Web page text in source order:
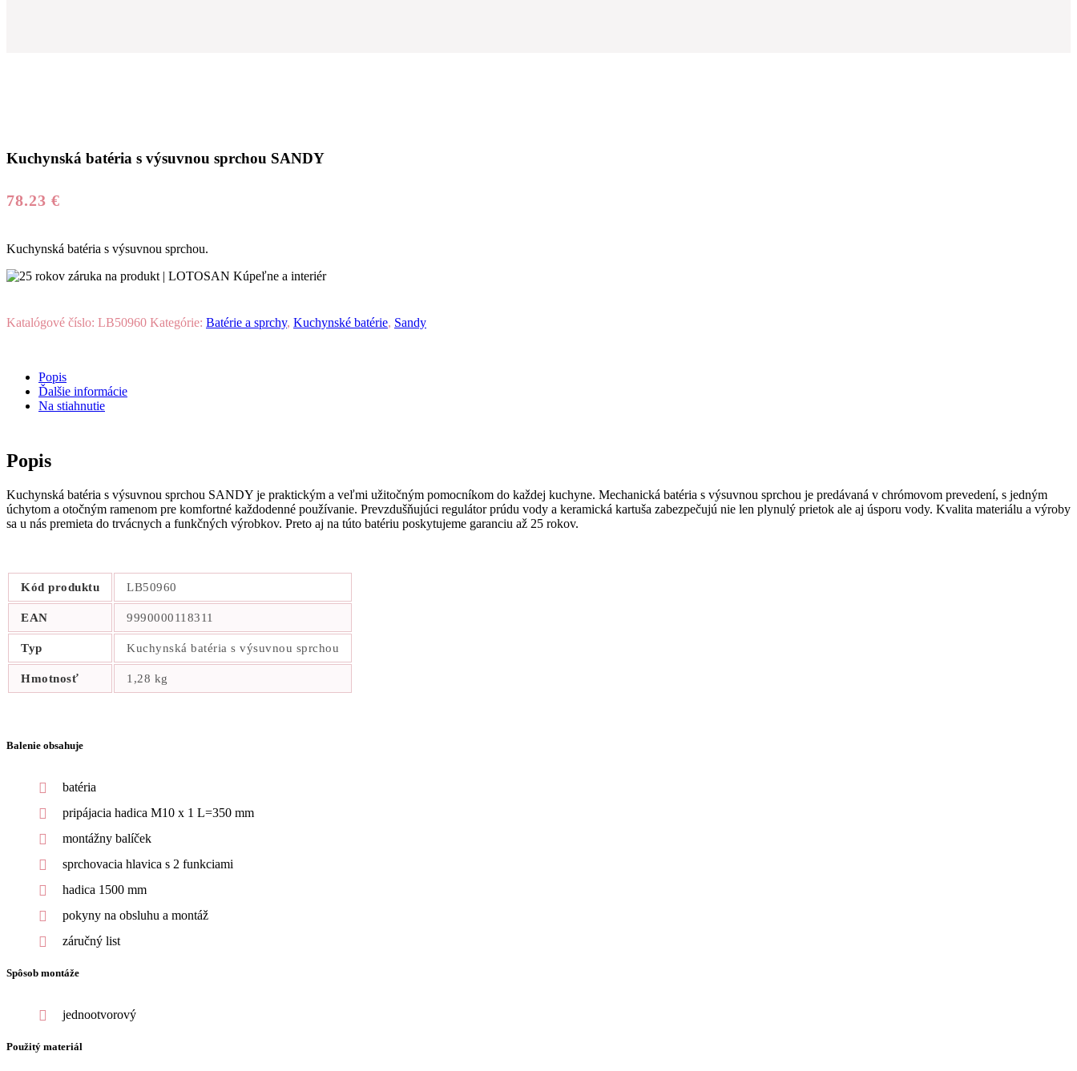
Kuchynská batéria s výsuvnou sprchou SANDY
78.23 €
Kuchynská batéria s výsuvnou sprchou.
Katalógové číslo: LB50960 Kategórie: Batérie a sprchy, Kuchynské batérie, Sandy
Popis
Ďalšie informácie
Na stiahnutie
Popis
Kuchynská batéria s výsuvnou sprchou SANDY je praktickým a veľmi užitočným pomocníkom do každej kuchyne. Mechanická batéria s výsuvnou sprchou je predávaná v chrómovom prevedení, s jedným
úchytom a otočným ramenom pre komfortné každodenné používanie. Prevzdušňujúci regulátor prúdu vody a keramická kartuša zabezpečujú nie len plynulý prietok ale aj úsporu vody. Kvalita materiálu a výroby
sa u nás premieta do trvácnych a funkčných výrobkov. Preto aj na túto batériu poskytujeme garanciu až 25 rokov.
Kód produktu LB50960
EAN 9990000118311
Typ Kuchynská batéria s výsuvnou sprchou
Hmotnosť 1,28 kg
Balenie obsahuje
batéria
pripájacia hadica M10 x 1 L=350 mm
montážny balíček
sprchovacia hlavica s 2 funkciami
hadica 1500 mm
pokyny na obsluhu a montáž
záručný list
Spôsob montáže
jednootvorový
Použitý materiál